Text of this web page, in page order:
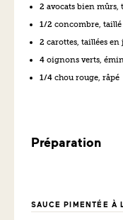
2 avocats bien mûrs,
1/2 concombre,
2 carottes, taillées
4 oignons verts,
1/4 chou rouge, râpé
Préparation
SAUCE PIMENTÉE À